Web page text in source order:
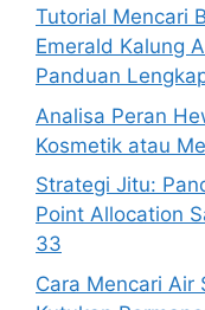
Tutorial Mencari
Emerald Kalung
Panduan
Analisa Peran
Kosmetik atau
Strategi Jitu:
Point Allocation
33
Cara Mencari Air